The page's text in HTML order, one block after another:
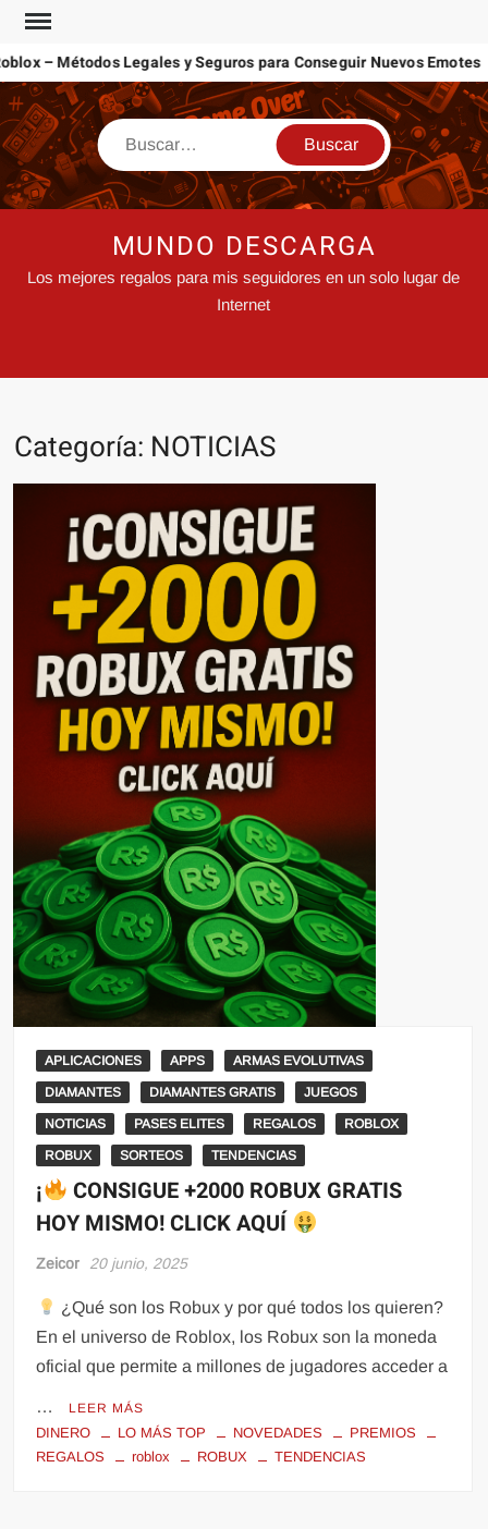
– Métodos Legales y Seguros para Conseguir Nuevos Emotes
MUNDO DESCARGA
Los mejores regalos para mis seguidores en un solo lugar de
Internet
Categoría: NOTICIAS
APLICACIONES APPS ARMAS EVOLUTIVAS
DIAMANTES DIAMANTES GRATIS JUEGOS
NOTICIAS PASES ELITES REGALOS ROBLOX
ROBUX SORTEOS TENDENCIAS
¡
CONSIGUE +2000 ROBUX GRATIS
HOY MISMO! CLICK AQUÍ
Zeicor 20 junio, 2025
¿Qué son los Robux y por qué todos los quieren?
En el universo de Roblox, los Robux son la moneda
oficial que permite a millones de jugadores acceder a
… LEER MÁS
DINERO LO MÁS TOP NOVEDADES
PREMIOS
REGALOS
roblox ROBUX TENDENCIAS